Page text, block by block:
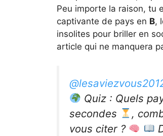
Peu importe la raison, tu
captivante de pays en B,
insolites pour briller en
article qui ne manquera
Quiz : Quels
secondes
,
vous citer ?